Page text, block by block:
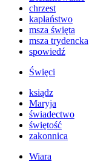
chrzest
kapłaństwo
msza święta
msza trydencka
spowiedź
Święci
ksiądz
Maryja
świadectwo
świętość
zakonnica
Wiara